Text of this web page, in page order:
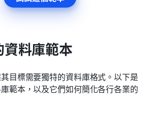
料庫範本
目標需要獨特的資料庫格式。以下是
範本，以及它們如何簡化各行各業的